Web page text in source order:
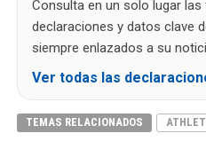
Consulta en un solo lugar
declaraciones y datos clave
siempre enlazados a su
Ver todas las
TEMAS RELACIONADOS